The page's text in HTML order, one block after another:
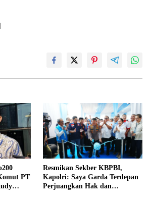
PT
Resmikan Sekber KBPBI,
Kapolri: Saya Garda Terdepan
Perjuangkan Hak dan